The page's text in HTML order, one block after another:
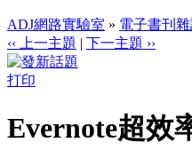
ADJ網路實驗室 » 電子書刊
‹‹ 上一主題 | 下一主題 ››
打印
Evernote超效